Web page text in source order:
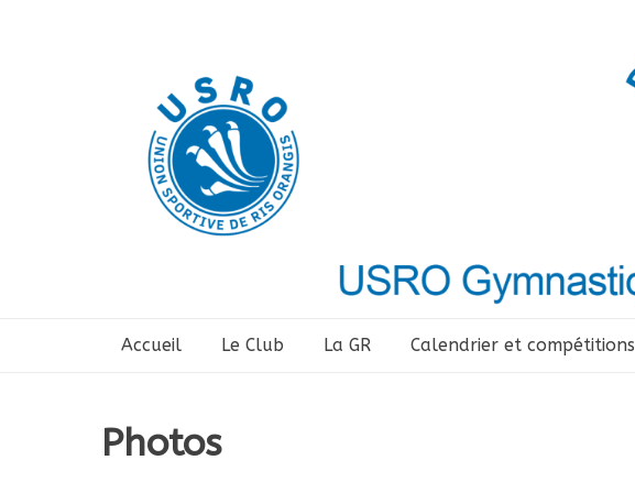
Accueil Le Club La GR Calendrier et compétitions
Photos